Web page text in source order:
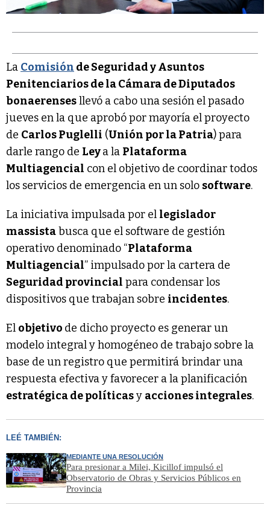
La Comisión de Seguridad y Asuntos
Penitenciarios de la Cámara de Diputados
bonaerensesllevó a cabo una sesión el pasado
jueves en la que aprobó por mayoría el proyecto
de Carlos Puglelli (Unión por la Patria) para
darle rango de Leya la Plataforma
Multiagencial con el objetivo de coordinar todos
los servicios de emergencia en un solo software.
La iniciativa impulsada por el legislador
massistabusca que el software de gestión
operativo denominado “Plataforma
Multiagencial” impulsado por la cartera de
Seguridad provincial para condensar los
dispositivos que trabajan sobre incidentes.
El objetivo de dicho proyecto es generar un
modelo integral y homogéneo de trabajo sobre la
base de un registro que permitirá brindar una
respuesta efectiva y favorecer a la planificación
estratégica de políticasy acciones integrales.
LEÉ TAMBIÉN:
MEDIANTE UNA RESOLUCIÓN
Para presionar a Milei, Kicillof impulsó el
Observatorio de Obras y Servicios Públicos en
Provincia